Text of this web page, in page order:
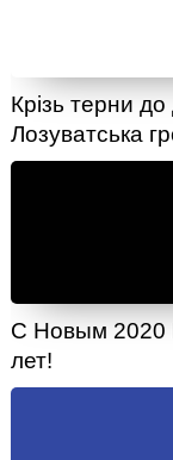
Крізь терни
Лозуватська
С Новым 2020
лет!